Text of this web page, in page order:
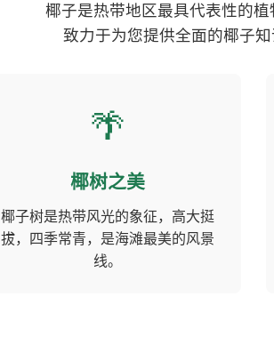
椰子是热带地区最具代表性的
致力于为您提供全面的椰子
🌴
椰树之美
椰子树是热带风光的象征，高大挺
拔，四季常青，是海滩最美的风景
线。